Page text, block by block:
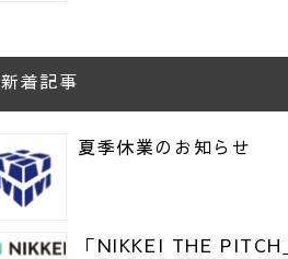
新着記事
夏季休業のお知らせ
「NIKKEI THE PITCH